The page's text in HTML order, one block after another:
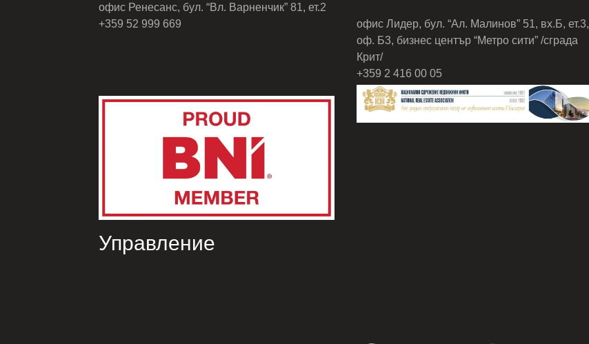
офис Ренесанс, бул. “Вл. Варненчик” 81, ет.2
+359 52 999 669
офис Лидер, бул. “Ал. Малинов” 51, вх.Б, ет.3,
оф. Б3, бизнес център “Метро сити” /сграда
Крит/
+359 2 416 00 05
Управление